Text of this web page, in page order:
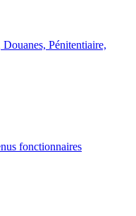
Pénitentiaire,
fonctionnaires